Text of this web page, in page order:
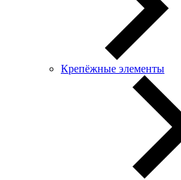
Крепёжные элементы